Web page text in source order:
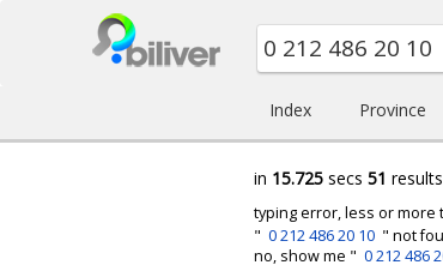
Index Province
in 15.725 secs 51
typing error, less or more
" 0 212 486 20 10 " not
no, show me " 0 212 486